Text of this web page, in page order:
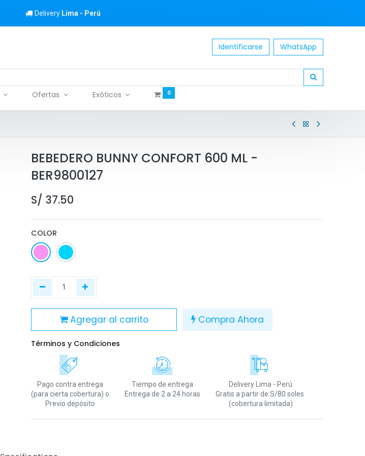
Delivery Lima - Perú
Identificarse WhatsApp
Ofertas Exóticos 0
BEBEDERO BUNNY CONFORT 600 ML -
BER9800127
S/ 37.50
COLOR
Agregar al carrito Compra Ahora
Términos y Condiciones
Pago contra entrega
(para cierta cobertura) o
Previo depósito
Tiempo de entrega
Entrega de 2 a 24 horas
Delivery Lima - Perú
Gratis a partir de S/80 soles
(cobertura limitada)